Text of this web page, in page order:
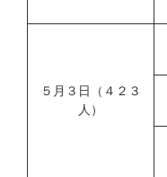
５月３日（４２３
人）